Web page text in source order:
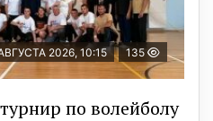
2026, 10:15 135
по волейболу